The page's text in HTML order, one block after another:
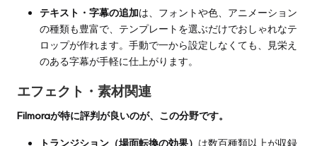
テキスト・字幕の追加は、フォントや色、アニメーション
の種類も豊富で、テンプレートを選ぶだけでおしゃれなテ
ロップが作れます。手動で一から設定しなくても、見栄え
のある字幕が手軽に仕上がります。
エフェクト・素材関連
Filmoraが特に評判が良いのが、この分野です。
トランジション（場面転換の効果） は数百種類以上が収録